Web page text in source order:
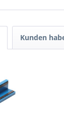
Kunden